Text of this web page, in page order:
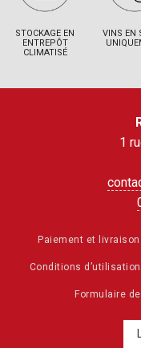
STOCKAGE EN
ENTREPÔT
CLIMATISÉ
VINS EN
1
Paiement et livraison
Conditions d’utilisation
Formulaire